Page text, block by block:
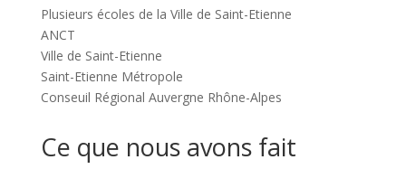
Plusieurs écoles de la Ville de Saint-Etienne
ANCT
Ville de Saint-Etienne
Saint-Etienne Métropole
Conseuil Régional Auvergne Rhône-Alpes
Ce que nous avons fait